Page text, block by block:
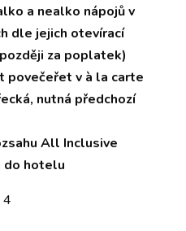
a nealko nápojů v
dle jejich otevírací
za poplatek)
povečeřet v à la carte
nutná předchozí
All Inclusive
do hotelu
4